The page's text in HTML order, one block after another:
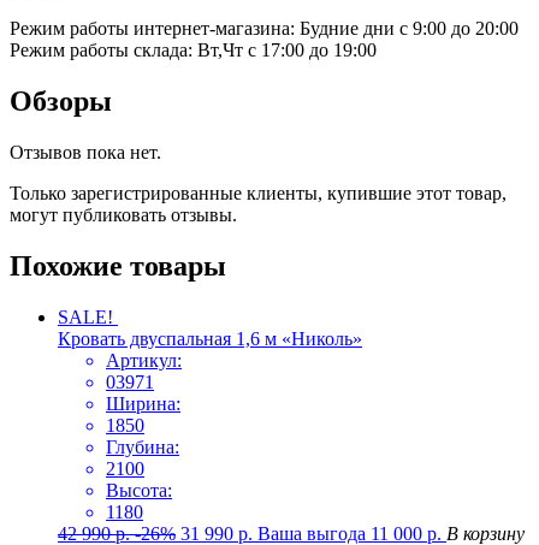
Режим работы интернет-магазина: Будние дни с 9:00 до 20:00
Режим работы склада: Вт,Чт с 17:00 до 19:00
Обзоры
Отзывов пока нет.
Только зарегистрированные клиенты, купившие этот товар,
могут публиковать отзывы.
Похожие товары
SALE!
Кровать двуспальная 1,6 м «Николь»
Артикул:
03971
Ширина:
1850
Глубина:
2100
Высота:
1180
42 990р. -26% 31 990 р. Ваша выгода 11 000 р. В корзину